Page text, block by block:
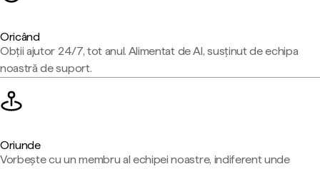
Oricând
Obții ajutor 24/7, tot anul. Alimentat de AI, susținut de echipa
noastră de suport.
Oriunde
Vorbește cu un membru al echipei noastre, indiferent unde